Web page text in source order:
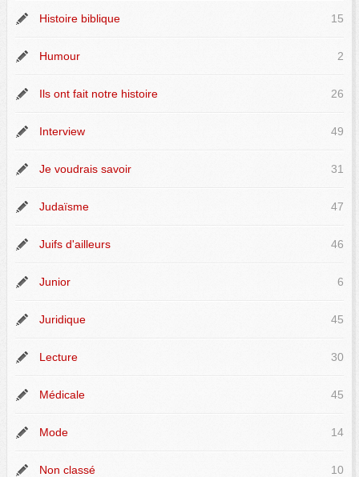
Histoire biblique 15
Humour 2
Ils ont fait notre histoire 26
Interview 49
Je voudrais savoir 31
Judaïsme 47
Juifs d'ailleurs 46
Junior 6
Juridique 45
Lecture 30
Médicale 45
Mode 14
Non classé 10